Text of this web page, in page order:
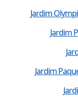
Jardim
Jardim
Jardim